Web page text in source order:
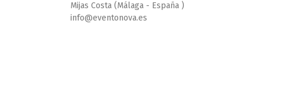
Mijas Costa (Málaga - España )
info@eventonova.es